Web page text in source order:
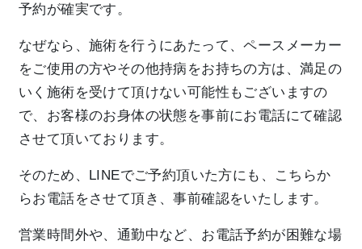
予約が確実です。
なぜなら、施術を行うにあたって、ペースメーカー
をご使用の方やその他持病をお持ちの方は、満足の
いく施術を受けて頂けない可能性もございますの
で、お客様のお身体の状態を事前にお電話にて確認
させて頂いております。
そのため、LINEでご予約頂いた方にも、こちらか
らお電話をさせて頂き、事前確認をいたします。
営業時間外や、通勤中など、お電話予約が困難な場